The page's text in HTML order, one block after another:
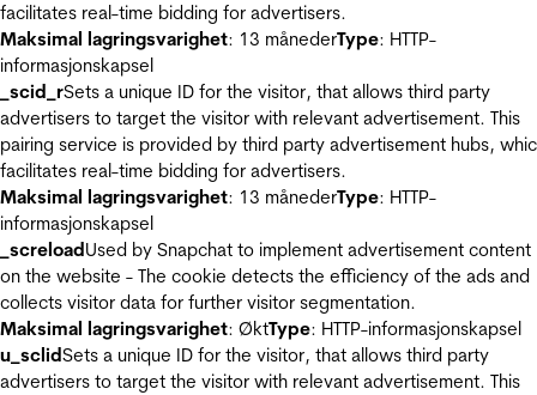
facilitates real-time bidding for advertisers.
Maksimal lagringsvarighet: 13 månederType: HTTP-
informasjonskapsel
_scid_rSets a unique ID for the visitor, that allows third party
advertisers to target the visitor with relevant advertisement. This
pairing service is provided by third party advertisement hubs,
facilitates real-time bidding for advertisers.
Maksimal lagringsvarighet: 13 månederType: HTTP-
informasjonskapsel
_screloadUsed by Snapchat to implement advertisement content
on the website - The cookie detects the efficiency of the ads and
collects visitor data for further visitor segmentation.
Maksimal lagringsvarighet: ØktType: HTTP-informasjonskapsel
u_sclidSets a unique ID for the visitor, that allows third party
advertisers to target the visitor with relevant advertisement. This